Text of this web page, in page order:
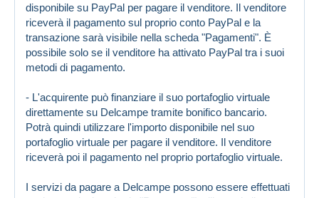
disponibile su PayPal per pagare il venditore. Il venditore
riceverà il pagamento sul proprio conto PayPal e la
transazione sarà visibile nella scheda "Pagamenti". È
possibile solo se il venditore ha attivato PayPal tra i suoi
metodi di pagamento.
- L'acquirente può finanziare il suo portafoglio virtuale
direttamente su Delcampe tramite bonifico bancario.
Potrà quindi utilizzare l'importo disponibile nel suo
portafoglio virtuale per pagare il venditore. Il venditore
riceverà poi il pagamento nel proprio portafoglio virtuale.
I servizi da pagare a Delcampe possono essere effettuati